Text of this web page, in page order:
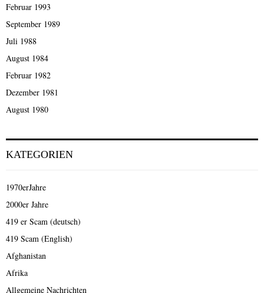
Februar 1993
September 1989
Juli 1988
August 1984
Februar 1982
Dezember 1981
August 1980
KATEGORIEN
1970erJahre
2000er Jahre
419 er Scam (deutsch)
419 Scam (English)
Afghanistan
Afrika
Allgemeine Nachrichten